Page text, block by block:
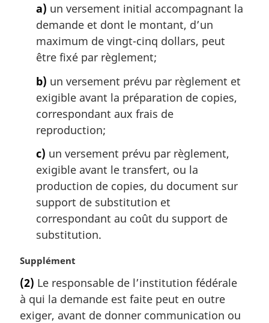
a) un versement initial accompagnant la
demande et dont le montant, d’un
maximum de vingt-cinq dollars, peut
être fixé par règlement;
b) un versement prévu par règlement et
exigible avant la préparation de copies,
correspondant aux frais de
reproduction;
c) un versement prévu par règlement,
exigible avant le transfert, ou la
production de copies, du document sur
support de substitution et
correspondant au coût du support de
substitution.
N
t
e
m
Supplément
(2) Le responsable de l’institution fédérale
à qui la demande est faite peut en outre
exiger, avant de donner communication ou